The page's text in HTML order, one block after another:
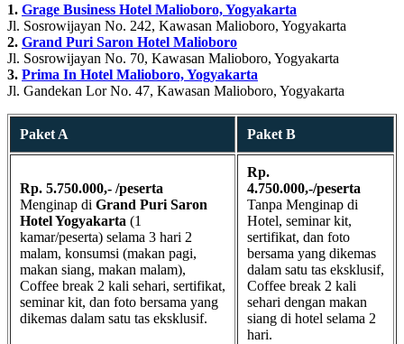
1. Grage Business Hotel Malioboro, Yogyakarta
Jl. Sosrowijayan No. 242, Kawasan Malioboro, Yogyakarta
2. Grand Puri Saron Hotel Malioboro
Jl. Sosrowijayan No. 70, Kawasan Malioboro, Yogyakarta
3. Prima In Hotel Malioboro, Yogyakarta
Jl. Gandekan Lor No. 47, Kawasan Malioboro, Yogyakarta
Paket A Paket B
Rp. 5.750.000,- /peserta
Menginap di Grand Puri Saron
Hotel Yogyakarta (1
kamar/peserta) selama 3 hari 2
malam, konsumsi (makan pagi,
makan siang, makan malam),
Coffee break 2 kali sehari, sertifikat,
seminar kit, dan foto bersama yang
dikemas dalam satu tas eksklusif.
Rp.
4.750.000,-/peserta
Tanpa Menginap di
Hotel, seminar kit,
sertifikat, dan foto
bersama yang dikemas
dalam satu tas eksklusif,
Coffee break 2 kali
sehari dengan makan
siang di hotel selama 2
hari.